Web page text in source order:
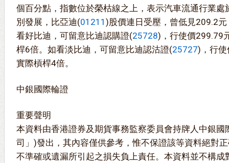
個百分點，指數位於榮枯線之上，表示汽車流通行業處
別發展，比亞迪(01211 )股價連日受壓，曾低見209.2
看好比迪，可留意比迪認購證(25728)，行使價299.79
桿6倍。如看淡比迪，可留意比迪認沽證(25727)，行
實際槓桿4倍。
中銀國際輪證
重要聲明
本資料由香港證券及期貨事務監察委員會持牌人中銀國
司」)發出，其內容僅供參考，惟不保證該等資料絕對
不準確或遺漏所引起之損失負上責任。本資料並不構成